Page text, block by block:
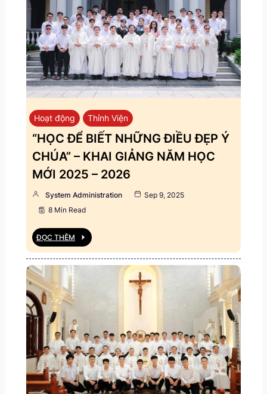
Hoạt động Thỉnh Viện
“HỌC ĐỂ BIẾT NHỮNG ĐIỀU ĐẸP Ý
CHÚA” – KHAI GIẢNG NĂM HỌC
MỚI 2025 – 2026
System Administration
Sep 9, 2025
8 Min Read
ĐỌC THÊM